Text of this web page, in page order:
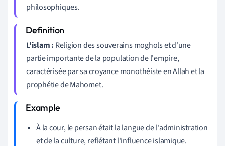
philosophiques.
L'islam : Religion des souverains moghols et d'une
partie importante de la population de l'empire,
caractérisée par sa croyance monothéiste en Allah et la
prophétie de Mahomet.
À la cour, le persan était la langue de l'administration
et de la culture, reflétant l'influence islamique.